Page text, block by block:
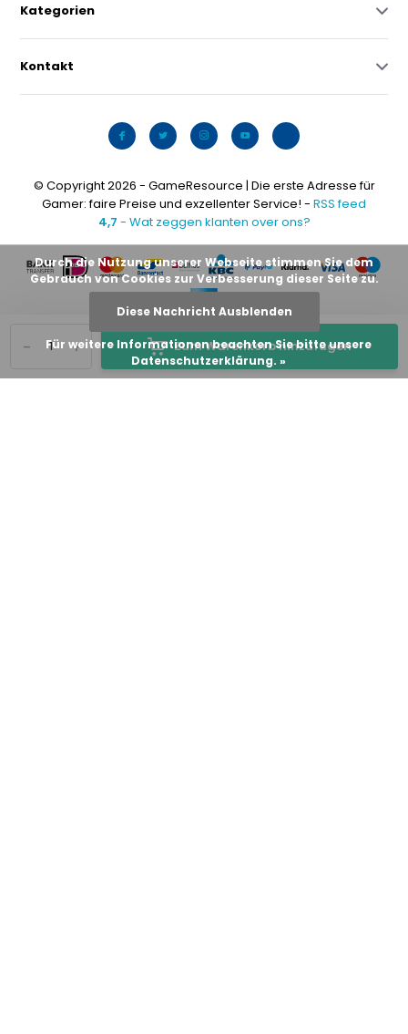
+
- Zum Warenkorb hinzufügen
Kategorien
Kontakt
© Copyright 2026 - GameResource | Die erste Adresse für
Gamer: faire Preise und exzellenter Service! - RSS feed
4,7 - Wat zeggen klanten over ons?
Durch die Nutzung unserer Webseite stimmen Sie dem
Gebrauch von Cookies zur Verbesserung dieser Seite zu.
Diese Nachricht Ausblenden
Für weitere Informationen beachten Sie bitte unsere
Datenschutzerklärung. »